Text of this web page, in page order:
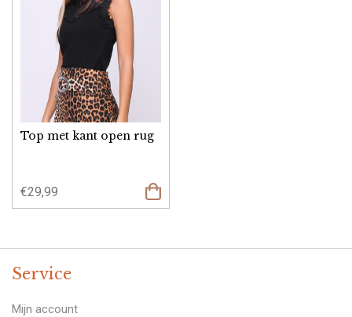
Top met kant open rug
€29,99
Service
Mijn account